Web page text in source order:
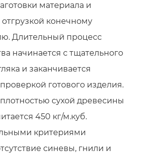
материала и
отгрузкой конечному
Длительный процесс
начинается с тщательного
и заканчивается
готового изделия.
сухой древесины
450 кг/м.куб.
критериями
синевы, гнили и
бруса сосна
1 120.00